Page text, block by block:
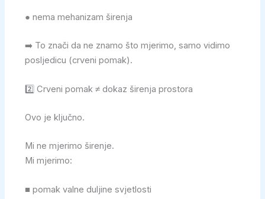
● nema mehanizam širenja
➡️ To znači da ne znamo što mjerimo, samo vidimo
posljedicu (crveni pomak).
2️⃣ Crveni pomak ≠ dokaz širenja prostora
Ovo je ključno.
Mi ne mjerimo širenje.
Mi mjerimo:
■ pomak valne duljine svjetlosti